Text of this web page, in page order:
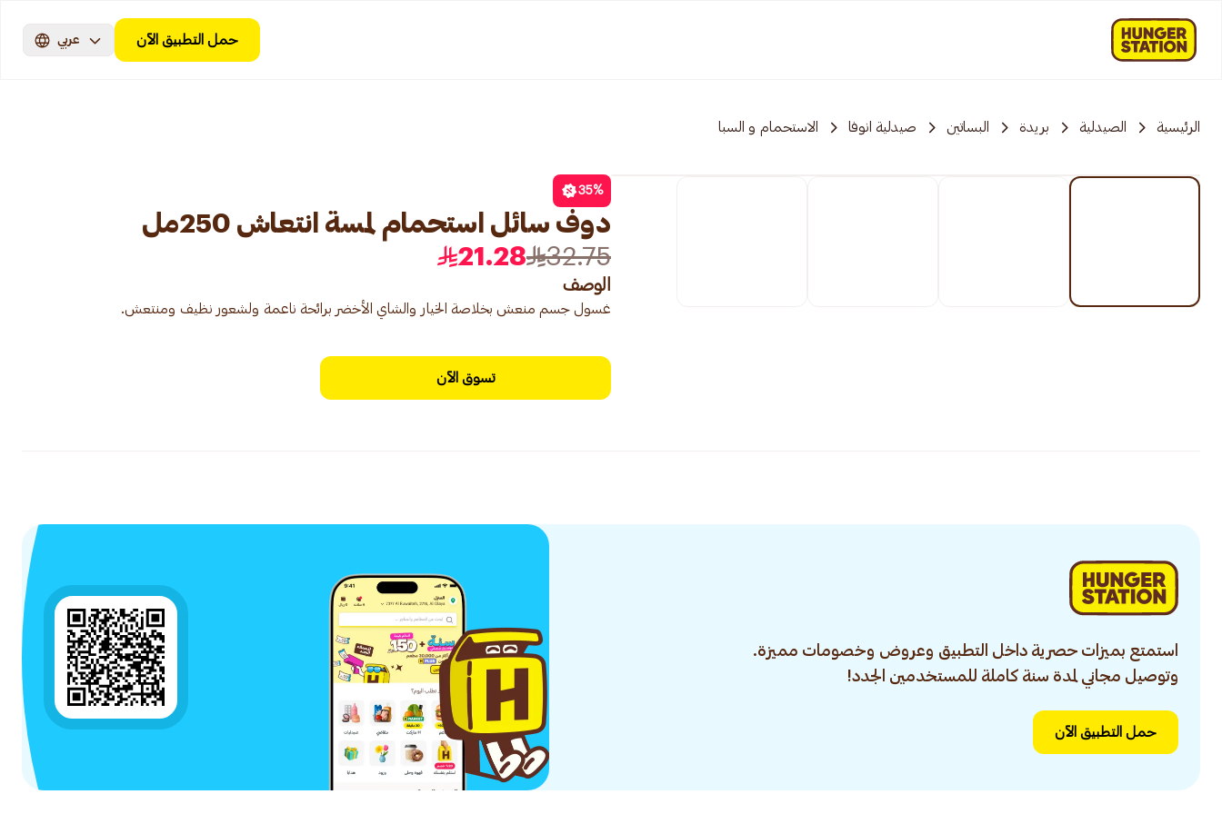
حمل التطبيق الآن عربي
الرئيسية الصيدلية بريدة البساتين صيدلية انوفا الاستحمام و السبا
35%
دوف سائل استحمام لمسة انتعاش 250مل
32.75
21.28
الوصف
غسول جسم منعش بخلاصة الخيار والشاي الأخضر برائحة ناعمة ولشعور نظيف ومنتعش.
تسوق الآن
استمتع بميزات حصرية داخل التطبيق وعروض وخصومات مميزة.
وتوصيل مجاني لمدة سنة كاملة للمستخدمين الجدد!
حمل التطبيق الآن